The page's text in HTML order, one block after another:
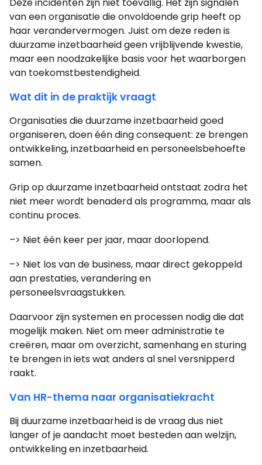
Deze incidenten zijn niet toevallig. Het zijn signalen
van een organisatie die onvoldoende grip heeft op
haar verandervermogen. Juist om deze reden is
duurzame inzetbaarheid geen vrijblijvende kwestie,
maar een noodzakelijke basis voor het waarborgen
van toekomstbestendigheid.
Wat dit in de praktijk vraagt
Organisaties die duurzame inzetbaarheid goed
organiseren, doen één ding consequent: ze brengen
ontwikkeling, inzetbaarheid en personeelsbehoefte
samen.
Grip op duurzame inzetbaarheid ontstaat zodra het
niet meer wordt benaderd als programma, maar als
continu proces.
–> Niet één keer per jaar, maar doorlopend.
–> Niet los van de business, maar direct gekoppeld
aan prestaties, verandering en
personeelsvraagstukken.
Daarvoor zijn systemen en processen nodig die dat
mogelijk maken. Niet om meer administratie te
creëren, maar om overzicht, samenhang en sturing
te brengen in iets wat anders al snel versnipperd
raakt.
Van HR-thema naar organisatiekracht
Bij duurzame inzetbaarheid is de vraag dus niet
langer of je aandacht moet besteden aan welzijn,
ontwikkeling en inzetbaarheid.